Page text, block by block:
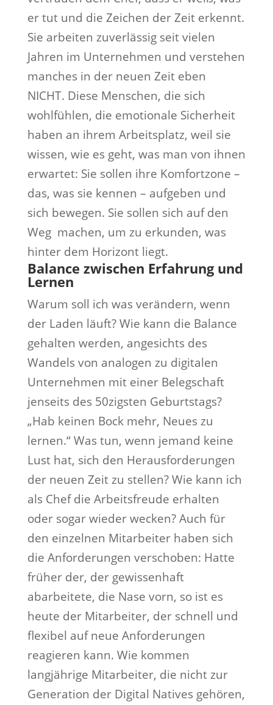
er tut und die Zeichen der Zeit erkennt.
Sie arbeiten zuverlässig seit vielen
Jahren im Unternehmen und verstehen
manches in der neuen Zeit eben
NICHT. Diese Menschen, die sich
wohlfühlen, die emotionale Sicherheit
haben an ihrem Arbeitsplatz, weil sie
wissen, wie es geht, was man von ihnen
erwartet: Sie sollen ihre Komfortzone –
das, was sie kennen – aufgeben und
sich bewegen. Sie sollen sich auf den
Weg machen, um zu erkunden, was
hinter dem Horizont liegt.
Balance zwischen Erfahrung und
Lernen
Warum soll ich was verändern, wenn
der Laden läuft? Wie kann die Balance
gehalten werden, angesichts des
Wandels von analogen zu digitalen
Unternehmen mit einer Belegschaft
jenseits des 50zigsten Geburtstags?
„Hab keinen Bock mehr, Neues zu
lernen.“ Was tun, wenn jemand keine
Lust hat, sich den Herausforderungen
der neuen Zeit zu stellen? Wie kann ich
als Chef die Arbeitsfreude erhalten
oder sogar wieder wecken? Auch für
den einzelnen Mitarbeiter haben sich
die Anforderungen verschoben: Hatte
früher der, der gewissenhaft
abarbeitete, die Nase vorn, so ist es
heute der Mitarbeiter, der schnell und
flexibel auf neue Anforderungen
reagieren kann. Wie kommen
langjährige Mitarbeiter, die nicht zur
Generation der Digital Natives gehören,